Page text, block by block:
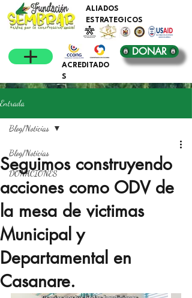
ALIADOS
ESTRATEGICOS
ACREDITADO
S
DONAR
Entrada
Blog/Noticias
DONACIONES
Blog/Noticias
Seguimos construyendo
acciones como ODV de
la mesa de victimas
Municipal y
Departamental en
Casanare.